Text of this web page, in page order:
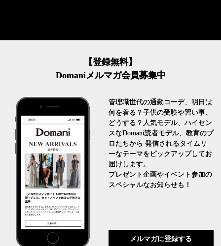
【登録無料】
Domaniメルマガ会員募集中
管理職世代の通勤コーデ、明日は
何を着る？子供の受験や習い事、
どうする？人気モデル、ハイセン
スなDomani読者モデル、教育のプ
ロたちから 発信されるタイムリ
ーなテーマをピックアップしてお
届けします。
プレゼント企画やイベント参加の
スペシャルなお知らせも！
メルマガに登録する